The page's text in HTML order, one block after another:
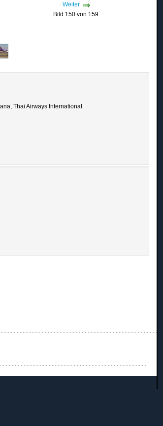
Weiter
Bild 150 von 159
Thai Airways International